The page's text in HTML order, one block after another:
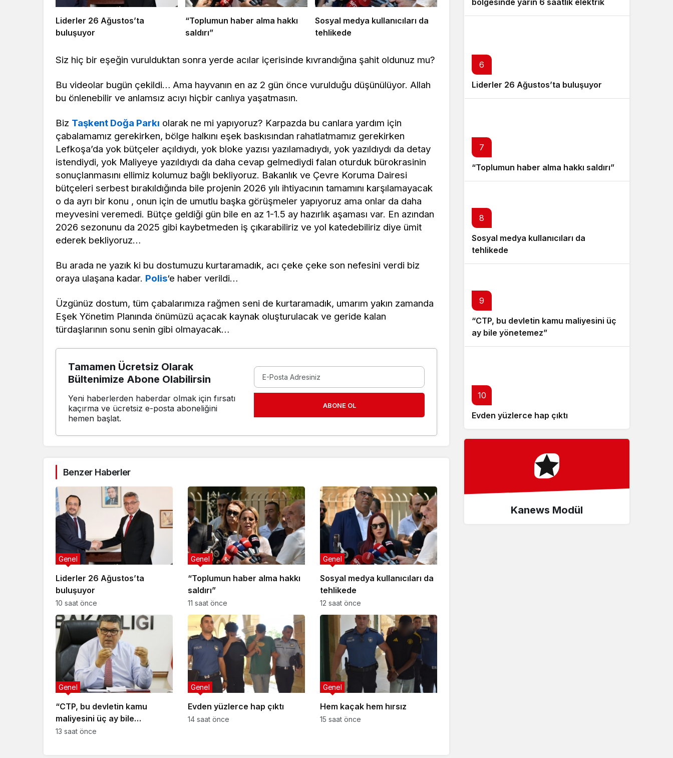
Liderler 26 Ağustos’ta
buluşuyor
“Toplumun haber alma hakkı
saldırı”
Sosyal medya kullanıcıları da
tehlikede
Siz hiç bir eşeğin vurulduktan sonra yerde acılar içerisinde kıvrandığına şahit oldunuz mu?
Bu videolar bugün çekildi… Ama hayvanın en az 2 gün önce vurulduğu düşünülüyor. Allah
bu önlenebilir ve anlamsız acıyı hiçbir canlıya yaşatmasın.
Biz Taşkent Doğa Parkı olarak ne mi yapıyoruz? Karpazda bu canlara yardım için
çabalamamız gerekirken, bölge halkını eşek baskısından rahatlatmamız gerekirken
Lefkoşa’da yok bütçeler açıldıydı, yok bloke yazısı yazılamadıydı, yok yazıldıydı da detay
istendiydi, yok Maliyeye yazıldıydı da daha cevap gelmediydi falan oturduk bürokrasinin
sonuçlanmasını ellimiz kolumuz bağlı bekliyoruz. Bakanlık ve Çevre Koruma Dairesi
bütçeleri serbest bırakıldığında bile projenin 2026 yılı ihtiyacının tamamını karşılamayacak
o da ayrı bir konu , onun için de umutlu başka görüşmeler yapıyoruz ama onlar da daha
meyvesini veremedi. Bütçe geldiği gün bile en az 1-1.5 ay hazırlık aşaması var. En azından
2026 sezonunu da 2025 gibi kaybetmeden iş çıkarabiliriz ve yol katedebiliriz diye ümit
ederek bekliyoruz…
Bu arada ne yazık ki bu dostumuzu kurtaramadık, acı çeke çeke son nefesini verdi biz
oraya ulaşana kadar. Polis‘e haber verildi…
Üzgünüz dostum, tüm çabalarımıza rağmen seni de kurtaramadık, umarım yakın zamanda
Eşek Yönetim Planında önümüzü açacak kaynak oluşturulacak ve geride kalan
türdaşlarının sonu senin gibi olmayacak…
Tamamen Ücretsiz Olarak
Bültenimize Abone Olabilirsin
Yeni haberlerden haberdar olmak için fırsatı
kaçırma ve ücretsiz e-posta aboneliğini
hemen başlat.
ABONE OL
Benzer Haberler
Liderler 26 Ağustos’ta
buluşuyor
Genel
10 saat önce
“Toplumun haber alma hakkı
saldırı”
Genel
11 saat önce
Sosyal medya kullanıcıları da
tehlikede
Genel
12 saat önce
“CTP, bu devletin kamu
maliyesini üç ay bile
yönetemez”
Genel
13 saat önce
Evden yüzlerce hap çıktı
Genel
14 saat önce
Hem kaçak hem hırsız
Genel
15 saat önce
kesintisi
6
Liderler 26 Ağustos’ta buluşuyor
7
“Toplumun haber alma hakkı saldırı”
8
Sosyal medya kullanıcıları da
tehlikede
9
“CTP, bu devletin kamu maliyesini üç
ay bile yönetemez”
10
Evden yüzlerce hap çıktı
Kanews Modül